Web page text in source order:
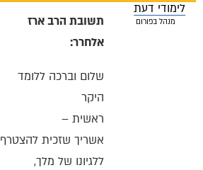
לימודי דעת
מנהל בפורום
תשובת הרב ארז
אלחרר:
שלום וברכה ללומד
היקר
ראשית –
אשריך שזכית להצטרף
ללגיונו של מלך,